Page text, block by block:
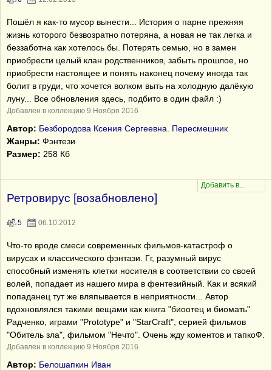
Пошёл я как-то мусор вынести... История о парне прежняя
жизнь которого безвозратно потеряна, а новая не так легка и
беззаботна как хотелось бы. Потерять семью, но в замен
приобрести целый клан родственников, забыть прошлое, но
приобрести настоящее и понять наконец почему иногда так
болит в груди, что хочется волком выть на холодную далёкую
луну... Все обновления здесь, подбито в один файл :)
Добавлен в коллекцию 9 Ноября 2016
Автор: Безбородова Ксения Сергеевна. Пересмешник
Жанры: Фэнтези
Размер: 258 Кб
Ретровирус [возабновлено]
5 06.10.2012
Что-то вроде смеси современных фильмов-катастроф о
вирусах и классического фэнтази. Гг, разумный вирус
способный изменять клетки носителя в соответствии со своей
волей, попадает из нашего мира в фентезийный. Как и всякий
попаданец тут же вляпывается в неприятности... Автор
вдохновлялся такими вещами как книга "биоотец и биомать"
Радченко, играми "Prototype" и "StarCraft", серией фильмов
"Обитель зла", фильмом "Нечто". Очень жду коментов и тапкоФ.
Добавлен в коллекцию 9 Ноября 2016
Автор: Белошапкин Иван